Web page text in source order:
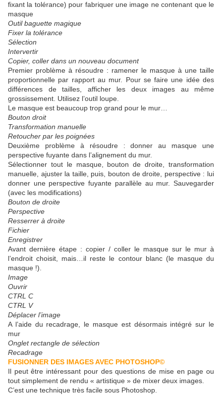
fixant la tolérance) pour fabriquer une image ne contenant que le
masque
Outil baguette magique
Fixer la tolérance
Sélection
Intervertir
Copier, coller dans un nouveau document
Premier problème à résoudre : ramener le masque à une taille
proportionnelle par rapport au mur. Pour se faire une idée des
différences de tailles, afficher les deux images au même
grossissement. Utilisez l’outil loupe.
Le masque est beaucoup trop grand pour le mur…
Bouton droit
Transformation manuelle
Retoucher par les poignées
Deuxième problème à résoudre : donner au masque une
perspective fuyante dans l’alignement du mur.
Sélectionner tout le masque, bouton de droite, transformation
manuelle, ajuster la taille, puis, bouton de droite, perspective : lui
donner une perspective fuyante parallèle au mur. Sauvegarder
(avec les modifications)
Bouton de droite
Perspective
Resserrer à droite
Fichier
Enregistrer
Avant dernière étape : copier / coller le masque sur le mur à
l’endroit choisit, mais…il reste le contour blanc (le masque du
masque !).
Image
Ouvrir
CTRL C
CTRL V
Déplacer l’image
A l’aide du recadrage, le masque est désormais intégré sur le
mur
Onglet rectangle de sélection
Recadrage
FUSIONNER DES IMAGES AVEC PHOTOSHOP©
Il peut être intéressant pour des questions de mise en page ou
tout simplement de rendu « artistique » de mixer deux images.
C’est une technique très facile sous Photoshop.